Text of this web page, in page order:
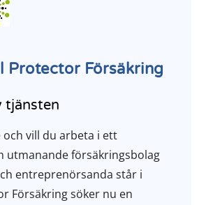
Protector Försäkring
tjänsten
vill du arbeta i ett
utmanande försäkringsbolag
entreprenörsanda står i
Försäkring söker nu en